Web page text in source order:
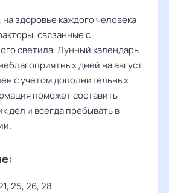
здоровье каждого человека
связанные с
светила. Лунный календарь
дней на август
с учетом дополнительных
поможет составить
дел и всегда пребывать в
25, 26, 28